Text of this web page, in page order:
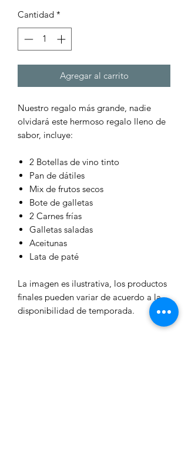
Cantidad *
Agregar al carrito
Nuestro regalo más grande, nadie
olvidará este hermoso regalo lleno de
sabor, incluye:
2 Botellas de vino tinto
Pan de dátiles
Mix de frutos secos
Bote de galletas
2 Carnes frías
Galletas saladas
Aceitunas
Lata de paté
La imagen es ilustrativa, los productos
finales pueden variar de acuerdo a la
disponibilidad de temporada.